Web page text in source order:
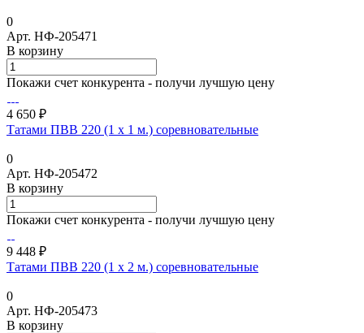
0
Арт. НФ-205471
В корзину
Покажи счет конкурента - получи лучшую цену
4 650 ₽
Татами ПВВ 220 (1 х 1 м.) соревновательные
0
Арт. НФ-205472
В корзину
Покажи счет конкурента - получи лучшую цену
9 448 ₽
Татами ПВВ 220 (1 х 2 м.) соревновательные
0
Арт. НФ-205473
В корзину